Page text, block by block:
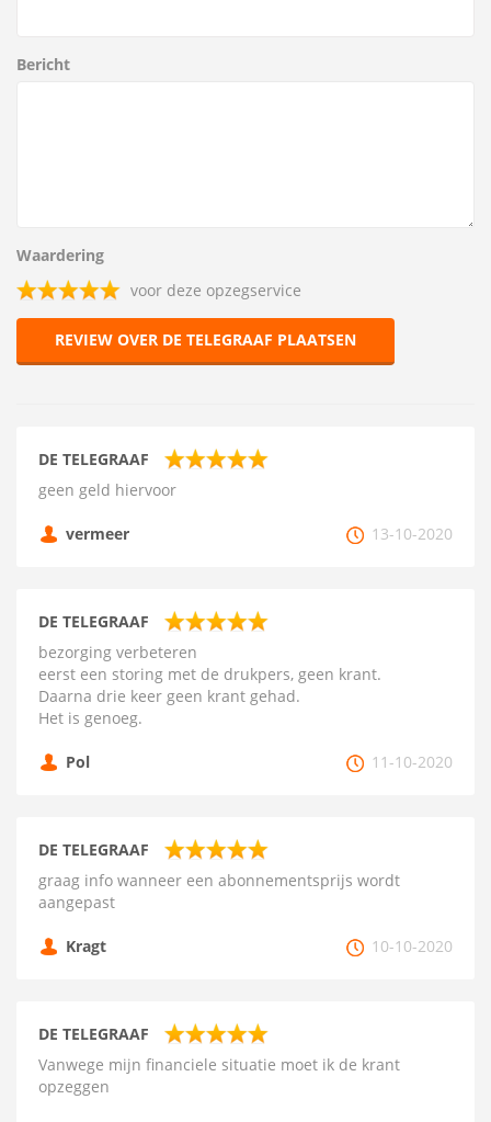
Bericht
Waardering
voor deze opzegservice
REVIEW OVER DE TELEGRAAF PLAATSEN
DE TELEGRAAF
geen geld hiervoor
vermeer 13-10-2020
DE TELEGRAAF
bezorging verbeteren
eerst een storing met de drukpers, geen krant.
Daarna drie keer geen krant gehad.
Het is genoeg.
Pol 11-10-2020
DE TELEGRAAF
graag info wanneer een abonnementsprijs wordt
aangepast
Kragt 10-10-2020
DE TELEGRAAF
Vanwege mijn financiele situatie moet ik de krant
opzeggen